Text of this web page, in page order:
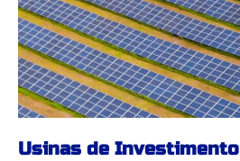
Usinas de Investimento